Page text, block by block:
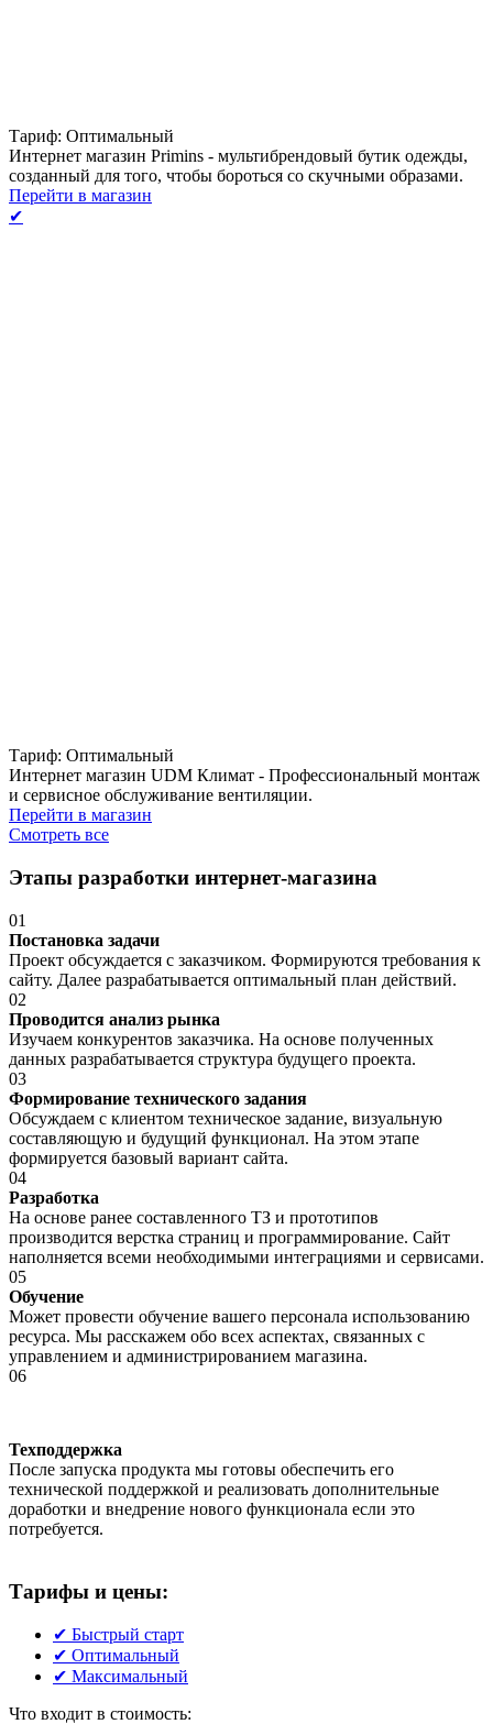
Тариф: Оптимальный
Интернет магазин Primins - мультибрендовый бутик одежды,
созданный для того, чтобы бороться со скучными образами.
Перейти в магазин
✔
Тариф: Оптимальный
Интернет магазин UDM Климат - Профессиональный монтаж
и сервисное обслуживание вентиляции.
Перейти в магазин
Смотреть все
Этапы разработки интернет-магазина
01
Постановка задачи
Проект обсуждается с заказчиком. Формируются требования к
сайту. Далее разрабатывается оптимальный план действий.
02
Проводится анализ рынка
Изучаем конкурентов заказчика. На основе полученных
данных разрабатывается структура будущего проекта.
03
Формирование технического задания
Обсуждаем с клиентом техническое задание, визуальную
составляющую и будущий функционал. На этом этапе
формируется базовый вариант сайта.
04
Разработка
На основе ранее составленного ТЗ и прототипов
производится верстка страниц и программирование. Сайт
наполняется всеми необходимыми интеграциями и сервисами.
05
Обучение
Может провести обучение вашего персонала использованию
ресурса. Мы расскажем обо всех аспектах, связанных с
управлением и администрированием магазина.
06
Техподдержка
После запуска продукта мы готовы обеспечить его
технической поддержкой и реализовать дополнительные
доработки и внедрение нового функционала если это
потребуется.
Тарифы и цены:
✔ Быстрый старт
✔ Оптимальный
✔ Максимальный
Что входит в стоимость: